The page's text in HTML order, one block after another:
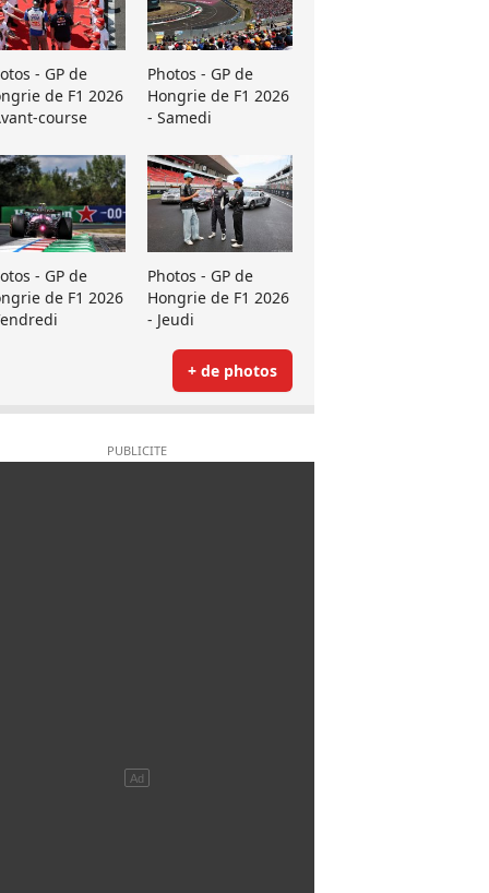
- GP de
de F1 2026
course
Photos - GP de
Hongrie de F1 2026
- Samedi
- GP de
de F1 2026
Photos - GP de
Hongrie de F1 2026
- Jeudi
+ de photos